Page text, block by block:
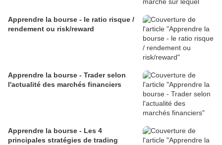
Apprendre la bourse - le ratio risque /
rendement ou risk/reward
Apprendre la bourse - Trader selon
l'actualité des marchés financiers
Apprendre la bourse - Les 4
principales stratégies de trading